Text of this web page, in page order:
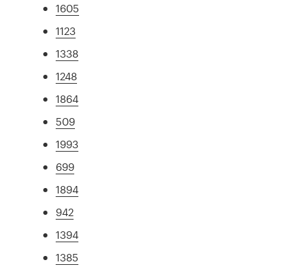
1605
1123
1338
1248
1864
509
1993
699
1894
942
1394
1385